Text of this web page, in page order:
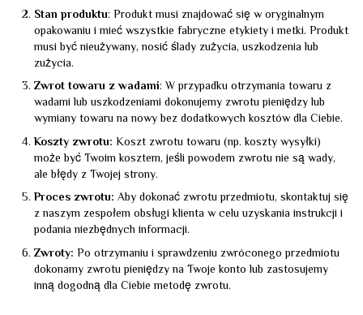
Stan produktu: Produkt musi znajdować się w oryginalnym
opakowaniu i mieć wszystkie fabryczne etykiety i metki. Produkt
musi być nieużywany, nosić ślady zużycia, uszkodzenia lub
zużycia.
Zwrot towaru z wadami: W przypadku otrzymania towaru z
wadami lub uszkodzeniami dokonujemy zwrotu pieniędzy lub
wymiany towaru na nowy bez dodatkowych kosztów dla Ciebie.
Koszty zwrotu: Koszt zwrotu towaru (np. koszty wysyłki)
może być Twoim kosztem, jeśli powodem zwrotu nie są wady,
ale błędy z Twojej strony.
Proces zwrotu: Aby dokonać zwrotu przedmiotu, skontaktuj się
z naszym zespołem obsługi klienta w celu uzyskania instrukcji i
podania niezbędnych informacji.
Zwroty: Po otrzymaniu i sprawdzeniu zwróconego przedmiotu
dokonamy zwrotu pieniędzy na Twoje konto lub zastosujemy
inną dogodną dla Ciebie metodę zwrotu.